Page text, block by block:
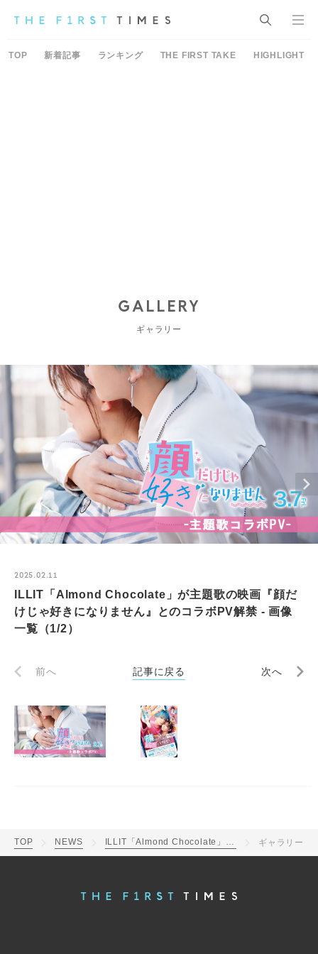
TOP 新着記事 ランキング THE FIRST TAKE HIGHLIGHT
GALLERY
ギャラリー
2025.02.11
ILLIT「Almond Chocolate」が主題歌の映画『顔だ
けじゃ好きになりません』とのコラボPV解禁 - 画像
一覧（1/2）
前へ 記事に戻る 次へ
TOP NEWS ILLIT「Almond Chocolate」が主題歌の映画『顔だけじゃ好きになりません』とのコラボPV解禁 ギャラリー